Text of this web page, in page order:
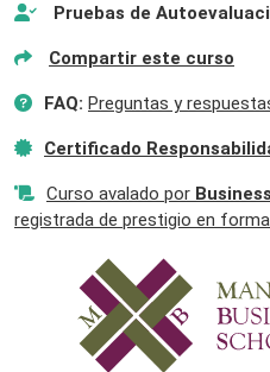
Pruebas de
Compartir este curso
FAQ: Preguntas y
Certificado
Curso avalado por
registrada de prestigio en